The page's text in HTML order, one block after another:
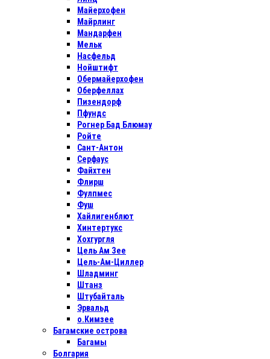
Майерхофен
Майрлинг
Мандарфен
Мельк
Насфельд
Нойштифт
Обермайерхофен
Оберфеллах
Пизендорф
Пфундс
Рогнер Бад Блюмау
Ройте
Сант-Антон
Серфаус
Файхтен
Флирш
Фулпмес
Фуш
Хайлигенблют
Хинтертукс
Хохгургля
Цель Ам Зее
Цель-Ам-Циллер
Шладминг
Штанз
Штубайталь
Эрвальд
о.Кимзее
Багамские острова
Багамы
Болгария